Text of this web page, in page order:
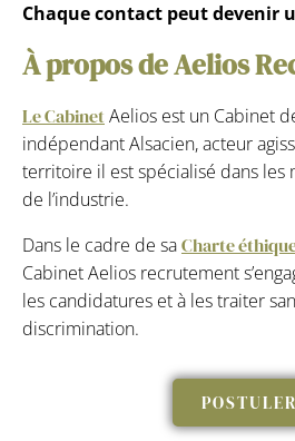
Chaque contact peut devenir
À propos de Aelios
Le Cabinet Aelios est un Cabinet
indépendant Alsacien, acteur
territoire il est spécialisé dans
de l’industrie.
Dans le cadre de saCharte
Cabinet Aelios recrutement
les candidatures et à les traiter
discrimination.
POSTULER